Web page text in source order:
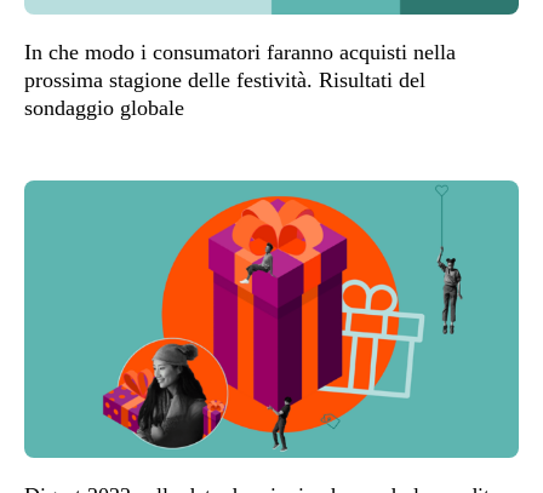
In che modo i consumatori faranno acquisti nella
prossima stagione delle festività. Risultati del
sondaggio globale